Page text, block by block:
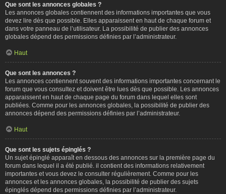
Que sont les annonces globales ?
Les annonces globales contiennent des informations importantes que vous
devez lire dès que possible. Elles apparaissent en haut de chaque forum et
dans votre panneau de l’utilisateur. La possibilité de publier des annonces
globales dépend des permissions définies par l’administrateur.
Haut
Que sont les annonces ?
Les annonces contiennent souvent des informations importantes concernant le
forum que vous consultez et doivent être lues dès que possible. Les annonces
apparaissent en haut de chaque page du forum dans lequel elles sont
publiées. Comme pour les annonces globales, la possibilité de publier des
annonces dépend des permissions définies par l’administrateur.
Haut
Que sont les sujets épinglés ?
Un sujet épinglé apparaît en dessous des annonces sur la première page du
forum dans lequel il a été publié. il contient des informations relativement
importantes et vous devez le consulter régulièrement. Comme pour les
annonces et les annonces globales, la possibilité de publier des sujets
épinglés dépend des permissions définies par l’administrateur.